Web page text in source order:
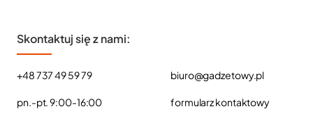
Skontaktuj się z nami:
+48 737 49 59 79
pn.-pt. 9:00-16:00
biuro@gadzetowy.pl
formularz kontaktowy